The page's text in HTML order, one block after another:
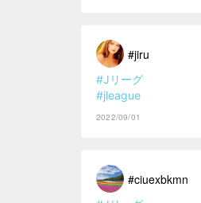
#jiru
#Jリーグ
#jleague
2022/09/01
#ciuexbkmn